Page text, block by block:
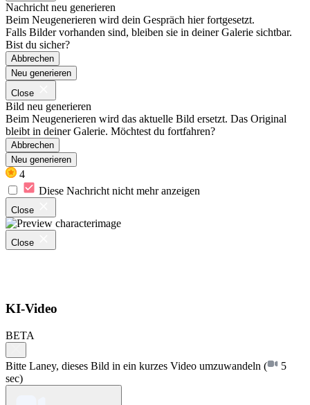
Nachricht neu generieren
Beim Neugenerieren wird dein Gespräch hier fortgesetzt.
Falls Bilder vorhanden sind, bleiben sie in deiner Galerie sichtbar.
Bist du sicher?
Abbrechen
Neu generieren
Close
Bild neu generieren
Beim Neugenerieren wird das aktuelle Bild ersetzt. Das Original
bleibt in deiner Galerie. Möchtest du fortfahren?
Abbrechen
Neu generieren
4
Diese Nachricht nicht mehr anzeigen
Close
Close
KI-Video
BETA
Bitte Laney, dieses Bild in ein kurzes Video umzuwandeln (
5
sec)